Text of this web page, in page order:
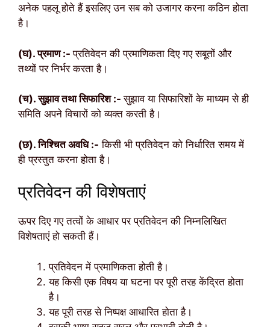
अनेक पहलू होते हैं इसलिए उन सब को उजागर करना कठिन होता
है।
(घ). प्रमाण :-प्रतिवेदन की प्रमाणिकता दिए गए सबूतों और
तथ्यों पर निर्भर करता है।
(च). सुझाव तथा सिफारिश :-सुझाव या सिफारिशों के माध्यम से ही
समिति अपने विचारों को व्यक्त करती है।
(छ). निश्चित अवधि :- किसी भी प्रतिवेदन को निर्धारित समय में
ही प्रस्तुत करना होता है।
प्रतिवेदन की विशेषताएं
ऊपर दिए गए तत्वों के आधार पर प्रतिवेदन की निम्नलिखित
विशेषताएं हो सकती हैं।
प्रतिवेदन में प्रमाणिकता होती है।
यह किसी एक विषय या घटना पर पूरी तरह केंद्रित होता
है।
यह पूरी तरह से निष्पक्ष आधारित होता है।